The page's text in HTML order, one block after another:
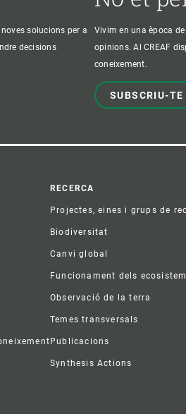
solucions per a
decisions
Vivim en una època
opinions. Al CREAF
coneixement.
SUBSCRIU-
RECERCA
Projectes, eines i grups de
Biodiversitat
Canvi global
Funcionament dels
Observació de la terra
Temes transversals
Publicacions
Synthesis Actions